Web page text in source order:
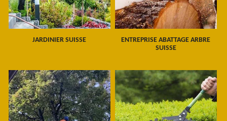
JARDINIER SUISSE
ENTREPRISE ABATTAGE ARBRE
SUISSE